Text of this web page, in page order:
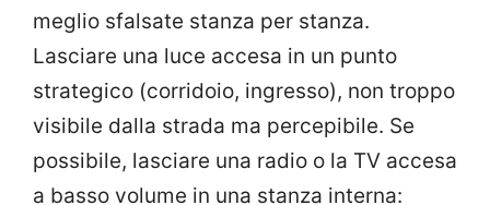
meglio sfalsate stanza per stanza.
Lasciare una luce accesa in un punto
strategico (corridoio, ingresso), non troppo
visibile dalla strada ma percepibile. Se
possibile, lasciare una radio o la TV accesa
a basso volume in una stanza interna: